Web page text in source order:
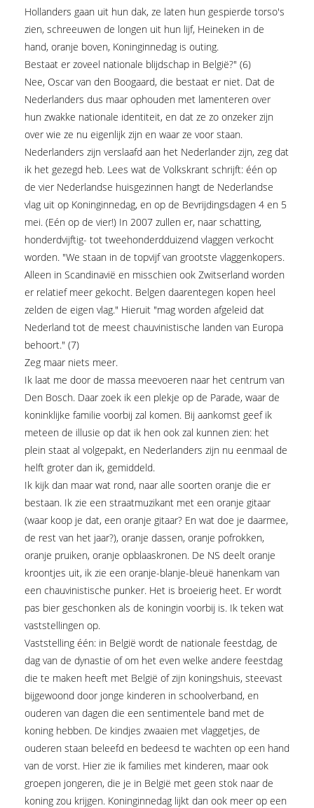
Hollanders gaan uit hun dak, ze laten hun gespierde torso's
zien, schreeuwen de longen uit hun lijf, Heineken in de
hand, oranje boven, Koninginnedag is outing.
Bestaat er zoveel nationale blijdschap in België?" (6)
Nee, Oscar van den Boogaard, die bestaat er niet. Dat de
Nederlanders dus maar ophouden met lamenteren over
hun zwakke nationale identiteit, en dat ze zo onzeker zijn
over wie ze nu eigenlijk zijn en waar ze voor staan.
Nederlanders zijn verslaafd aan het Nederlander zijn, zeg dat
ik het gezegd heb. Lees wat de Volkskrant schrijft: één op
de vier Nederlandse huisgezinnen hangt de Nederlandse
vlag uit op Koninginnedag, en op de Bevrijdingsdagen 4 en 5
mei. (Eén op de vier!) In 2007 zullen er, naar schatting,
honderdvijftig- tot tweehonderdduizend vlaggen verkocht
worden. "We staan in de topvijf van grootste vlaggenkopers.
Alleen in Scandinavië en misschien ook Zwitserland worden
er relatief meer gekocht. Belgen daarentegen kopen heel
zelden de eigen vlag." Hieruit "mag worden afgeleid dat
Nederland tot de meest chauvinistische landen van Europa
behoort." (7)
Zeg maar niets meer.
Ik laat me door de massa meevoeren naar het centrum van
Den Bosch. Daar zoek ik een plekje op de Parade, waar de
koninklijke familie voorbij zal komen. Bij aankomst geef ik
meteen de illusie op dat ik hen ook zal kunnen zien: het
plein staat al volgepakt, en Nederlanders zijn nu eenmaal de
helft groter dan ik, gemiddeld.
Ik kijk dan maar wat rond, naar alle soorten oranje die er
bestaan. Ik zie een straatmuzikant met een oranje gitaar
(waar koop je dat, een oranje gitaar? En wat doe je daarmee,
de rest van het jaar?), oranje dassen, oranje pofrokken,
oranje pruiken, oranje opblaaskronen. De NS deelt oranje
kroontjes uit, ik zie een oranje-blanje-bleuë hanenkam van
een chauvinistische punker. Het is broeierig heet. Er wordt
pas bier geschonken als de koningin voorbij is. Ik teken wat
vaststellingen op.
Vaststelling één: in België wordt de nationale feestdag, de
dag van de dynastie of om het even welke andere feestdag
die te maken heeft met België of zijn koningshuis, steevast
bijgewoond door jonge kinderen in schoolverband, en
ouderen van dagen die een sentimentele band met de
koning hebben. De kindjes zwaaien met vlaggetjes, de
ouderen staan beleefd en bedeesd te wachten op een hand
van de vorst. Hier zie ik families met kinderen, maar ook
groepen jongeren, die je in België met geen stok naar de
koning zou krijgen. Koninginnedag lijkt dan ook meer op een